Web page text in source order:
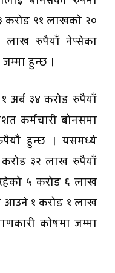
करोड ९१ लाखको २०
लाख रुपैयाँ नेप्सेका
हुन्छ ।
अर्ब ३४ करोड रुपैयाँ
कर्मचारी बोनसमा
हुन्छ । यसमध्ये
करोड ३२ लाख रुपैयाँ
५ करोड ६ लाख
आउने १ करोड १ लाख
कोषमा जम्मा